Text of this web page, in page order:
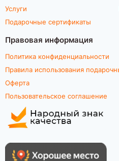
Услуги
Подарочные сертификаты
Правовая информация
Политика конфиденциальности
Правила использования
Оферта
Пользовательское соглашение